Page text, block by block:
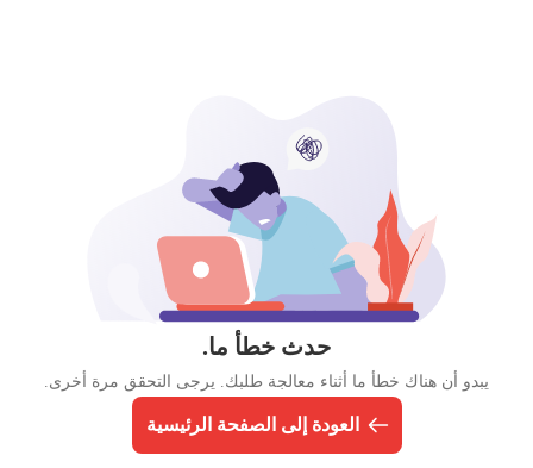
حدث خطأ ما.
يبدو أن هناك خطأ ما أثناء معالجة طلبك. يرجى التحقق مرة أخرى.
العودة إلى الصفحة الرئيسية